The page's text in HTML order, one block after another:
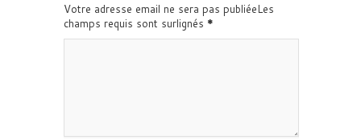
Votre adresse email ne sera pas publiéeLes
champs requis sont surlignés *